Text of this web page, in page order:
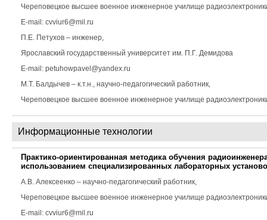
Череповецкое высшее военное инженерное училище
E-mail: cvviur6@mil.ru
П.Е. Петухов – инженер,
Ярославский государственный университет им. П.Г. Демидова
E-mail: petuhowpavel@yandex.ru
М.Т. Балдычев – к.т.н., научно-педагогический работник,
Череповецкое высшее военное инженерное училище
Информационные технологии
Практико-ориентированная методика обучения
использованием специализированных лабораторных
А.В. Алексеенко – научно-педагогический работник,
Череповецкое высшее военное инженерное училище
E-mail: cvviur6@mil.ru